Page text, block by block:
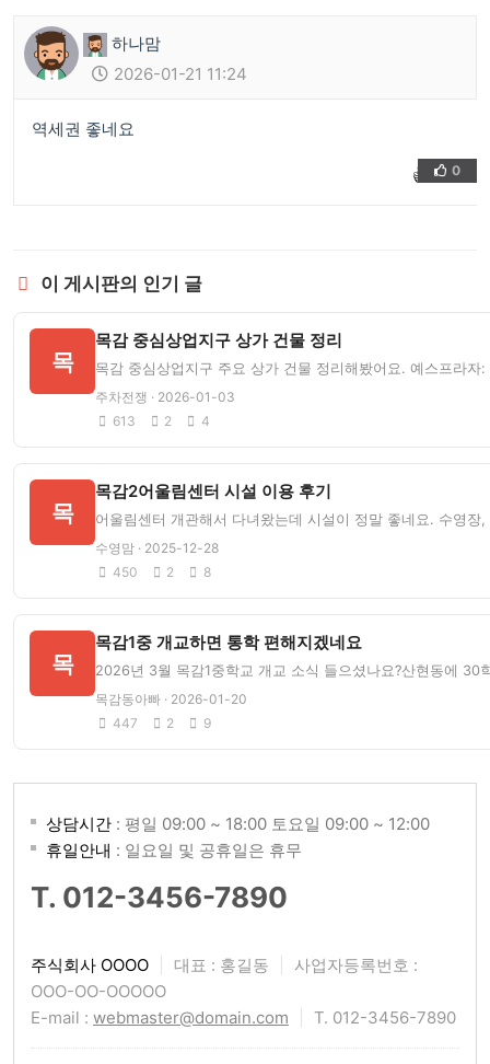
하나맘
2026-01-21 11:24
역세권 좋네요
👍 ❤️
0
이 게시판의 인기 글
목
목감 중심상업지구 상가 건물 정리
목감 중심상업지구 주요 상가 건물 정리해봤어요. 예스프라
주차전쟁 · 2026-01-03
613
2 4
목
목감2어울림센터 시설 이용 후기
어울림센터 개관해서 다녀왔는데 시설이 정말 좋네요. 수영
수영맘 · 2025-12-28
450
2 8
목
목감1중 개교하면 통학 편해지겠네요
2026년 3월 목감1중학교 개교 소식 들으셨나요?산현동에 30
목감동아빠 · 2026-01-20
447
2 9
상담시간 : 평일 09:00 ~ 18:00 토요일 09:00 ~ 12:00
휴일안내 : 일요일 및 공휴일은 휴무
T. 012-3456-7890
주식회사 OOOO 대표 : 홍길동
사업자등록번호 :
OOO-OO-OOOOO
E-mail : webmaster@domain.com T. 012-3456-7890